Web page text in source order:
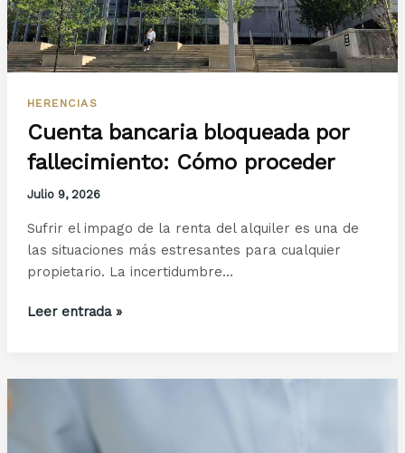
HERENCIAS
Cuenta bancaria bloqueada por
fallecimiento: Cómo proceder
Julio 9, 2026
Sufrir el impago de la renta del alquiler es una de
las situaciones más estresantes para cualquier
propietario. La incertidumbre…
Cuenta
proceder
Leer entrada »